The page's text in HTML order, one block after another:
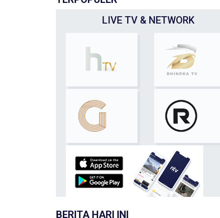
LIVE TV & NETWORK
BERITA HARI INI